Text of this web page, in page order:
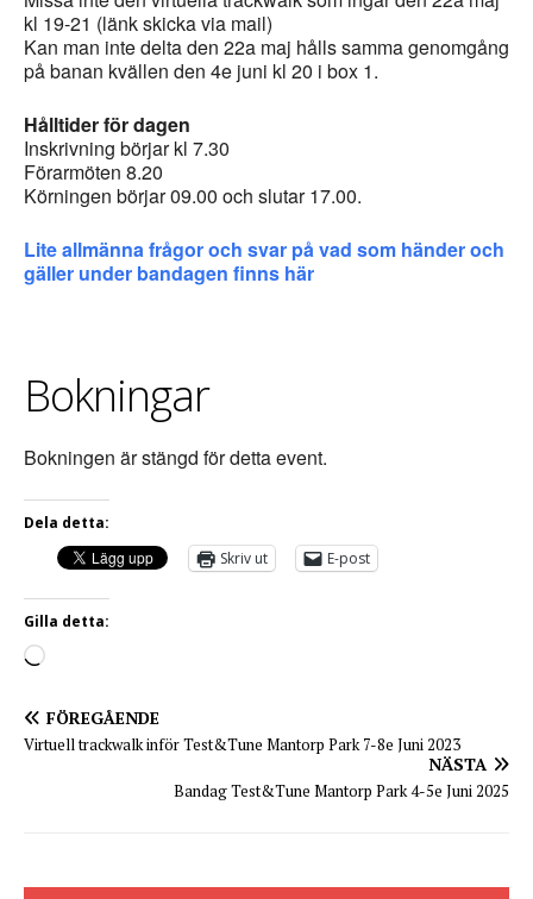
kl 19-21 (länk skicka via mail)
Kan man inte delta den 22a maj hålls samma genomgång
på banan kvällen den 4e juni kl 20 i box 1.
Hålltider för dagen
Inskrivning börjar kl 7.30
Förarmöten 8.20
Körningen börjar 09.00 och slutar 17.00.
Lite allmänna frågor och svar på vad som händer och
gäller under bandagen finns här
Bokningar
Bokningen är stängd för detta event.
Dela detta:
Skriv ut
E-post
Gilla detta:
FÖREGÅENDE
Virtuell trackwalk inför Test&Tune Mantorp Park 7-8e Juni 2023
NÄSTA
Bandag Test&Tune Mantorp Park 4-5e Juni 2025